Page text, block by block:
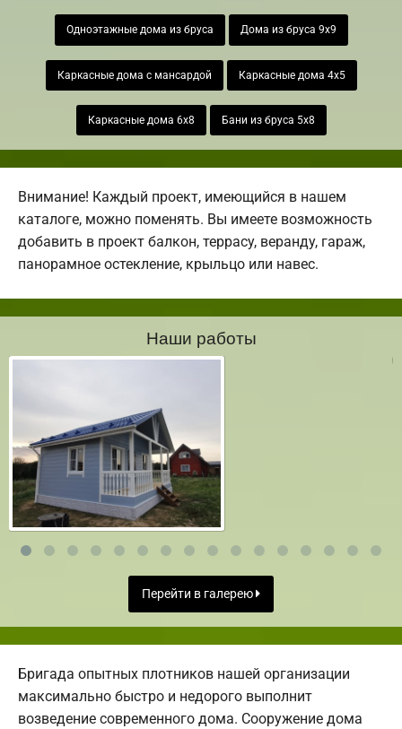
Одноэтажные дома из бруса Дома из бруса 9х9
Каркасные дома с мансардой Каркасные дома 4х5
Каркасные дома 6х8 Бани из бруса 5х8
Внимание! Каждый проект, имеющийся в нашем
каталоге, можно поменять. Вы имеете возможность
добавить в проект балкон, террасу, веранду, гараж,
панорамное остекление, крыльцо или навес.
Наши работы
Перейти в галерею
Бригада опытных плотников нашей организации
максимально быстро и недорого выполнит
возведение современного дома. Сооружение дома